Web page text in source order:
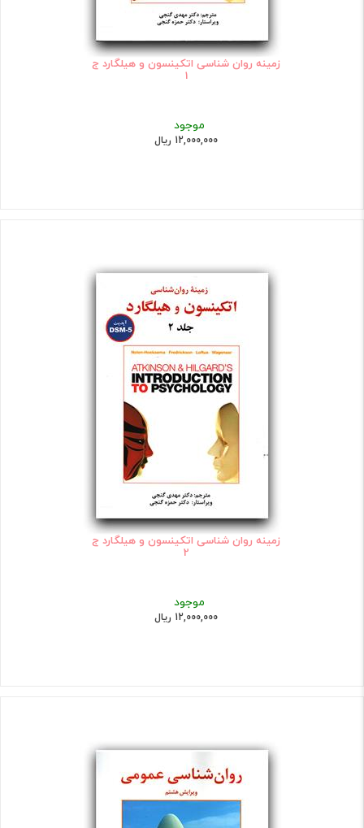
زمینه روان شناسی اتکینسون و هیلگارد ج
1
موجود
12,000,000 ریال
زمینه روان شناسی اتکینسون و هیلگارد ج
2
موجود
12,000,000 ریال